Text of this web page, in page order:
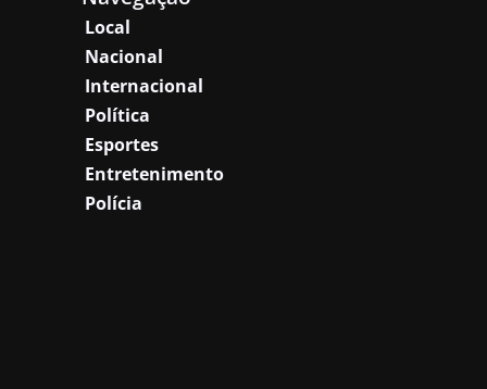
Local
Nacional
Internacional
Política
Esportes
Entretenimento
Polícia